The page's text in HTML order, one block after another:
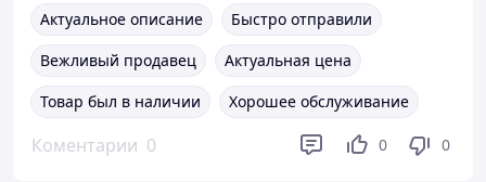
Актуальное описание
Быстро отправили
Вежливый продавец
Актуальная цена
Товар был в наличии
Хорошее обслуживание
Коментарии 0 0 0